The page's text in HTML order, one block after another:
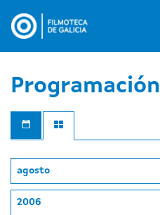
contido
Programación
agosto
2006